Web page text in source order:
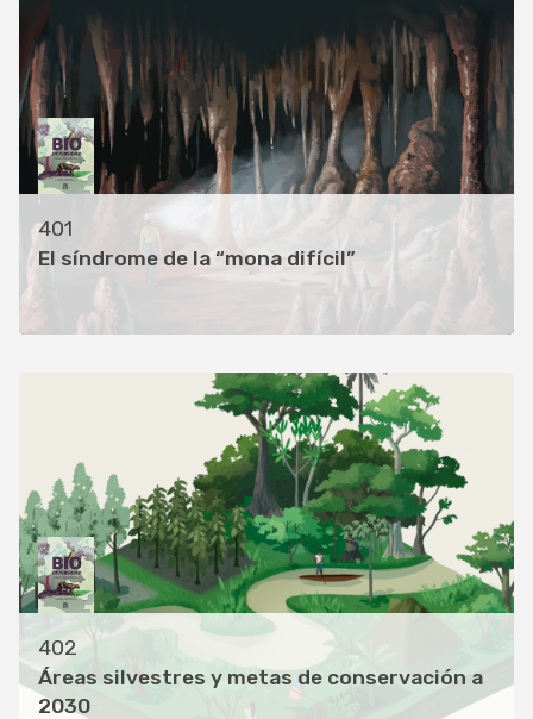
401
El síndrome de la “mona difícil”
402
Áreas silvestres y metas de conservación a
2030